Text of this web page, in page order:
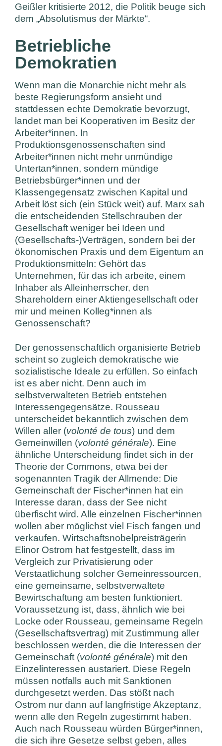
Geißler kritisierte 2012, die Politik beuge sich
dem „Absolutismus der Märkte“.
Betriebliche
Demokratien
Wenn man die Monarchie nicht mehr als
beste Regierungsform ansieht und
stattdessen echte Demokratie bevorzugt,
landet man bei Kooperativen im Besitz der
Arbeiter*innen. In
Produktionsgenossenschaften sind
Arbeiter*innen nicht mehr unmündige
Untertan*innen, sondern mündige
Betriebsbürger*innen und der
Klassengegensatz zwischen Kapital und
Arbeit löst sich (ein Stück weit) auf. Marx sah
die entscheidenden Stellschrauben der
Gesellschaft weniger bei Ideen und
(Gesellschafts-)Verträgen, sondern bei der
ökonomischen Praxis und dem Eigentum an
Produktionsmitteln: Gehört das
Unternehmen, für das ich arbeite, einem
Inhaber als Alleinherrscher, den
Shareholdern einer Aktiengesellschaft oder
mir und meinen Kolleg*innen als
Genossenschaft?
Der genossenschaftlich organisierte Betrieb
scheint so zugleich demokratische wie
sozialistische Ideale zu erfüllen. So einfach
ist es aber nicht. Denn auch im
selbstverwalteten Betrieb entstehen
Interessengegensätze. Rousseau
unterscheidet bekanntlich zwischen dem
Willen aller (volonté de tous) und dem
Gemeinwillen (volonté générale). Eine
ähnliche Unterscheidung findet sich in der
Theorie der Commons, etwa bei der
sogenannten Tragik der Allmende: Die
Gemeinschaft der Fischer*innen hat ein
Interesse daran, dass der See nicht
überfischt wird. Alle einzelnen Fischer*innen
wollen aber möglichst viel Fisch fangen und
verkaufen. Wirtschaftsnobelpreisträgerin
Elinor Ostrom hat festgestellt, dass im
Vergleich zur Privatisierung oder
Verstaatlichung solcher Gemeinressourcen,
eine gemeinsame, selbstverwaltete
Bewirtschaftung am besten funktioniert.
Voraussetzung ist, dass, ähnlich wie bei
Locke oder Rousseau, gemeinsame Regeln
(Gesellschaftsvertrag) mit Zustimmung aller
beschlossen werden, die die Interessen der
Gemeinschaft (volonté générale) mit den
Einzelinteressen austariert. Diese Regeln
müssen notfalls auch mit Sanktionen
durchgesetzt werden. Das stößt nach
Ostrom nur dann auf langfristige Akzeptanz,
wenn alle den Regeln zugestimmt haben.
Auch nach Rousseau würden Bürger*innen,
die sich ihre Gesetze selbst geben, alles